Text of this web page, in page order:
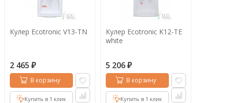
Кулер Ecotronic V13-TN
2 465 ₽
В корзину
Купить в 1 клик
Кулер Ecotronic K12-TE
white
5 206 ₽
В корзину
Купить в 1 клик